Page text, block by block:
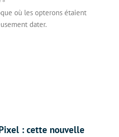
où les opterons étaient
dater.
: cette nouvelle